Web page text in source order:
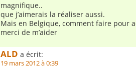
magnifique..
que j’aimerais la réaliser aussi.
Mais en Belgique, comment faire pour
merci de m’aider
ALD a écrit:
19 mars 2012 à 0:39